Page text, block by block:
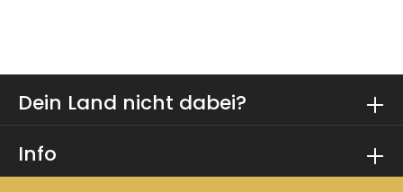
Dein Land nicht dabei?
Info